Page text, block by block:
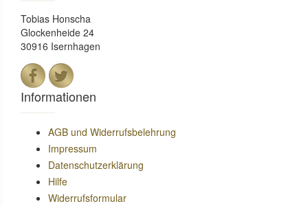
Tobias Honscha
Glockenheide 24
30916 Isernhagen
Informationen
AGB und Widerrufsbelehrung
Impressum
Datenschutzerklärung
Hilfe
Widerrufsformular